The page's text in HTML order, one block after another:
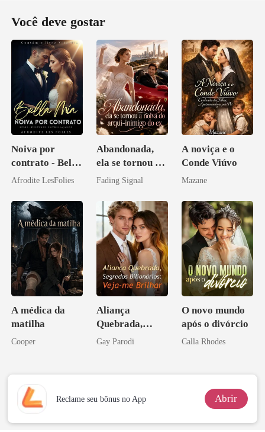
Você deve gostar
Noiva por
contrato - Bella
Mia
Afrodite LesFolies
Abandonada,
ela se tornou a
noiva do arqui-
Fading Signal
A noviça e o
Conde Viúvo
Mazane
A médica da
matilha
Cooper
Aliança
Quebrada,
Segredos
Gay Parodi
O novo mundo
após o divórcio
Calla Rhodes
Reclame seu bônus no App Abrir